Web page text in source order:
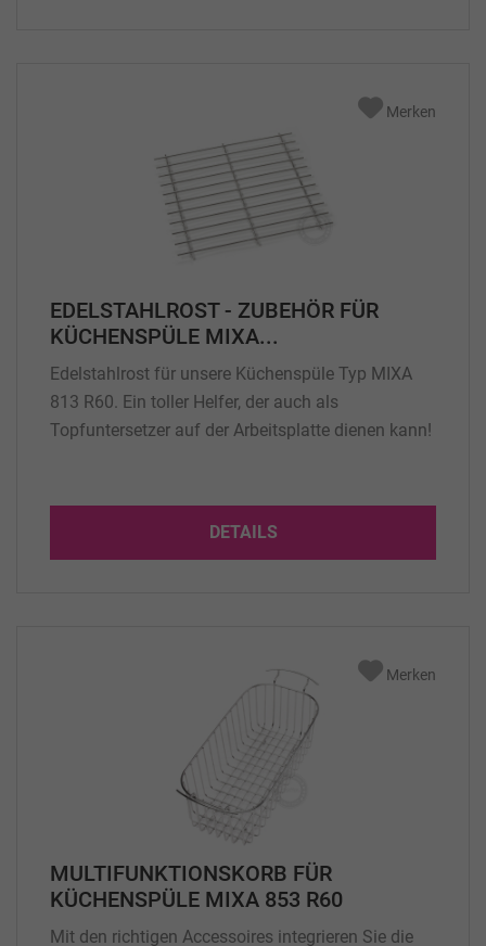
EDELSTAHLROST - ZUBEHÖR FÜR
KÜCHENSPÜLE MIXA...
Edelstahlrost für unsere Küchenspüle Typ MIXA
813 R60. Ein toller Helfer, der auch als
Topfuntersetzer auf der Arbeitsplatte dienen kann!
DETAILS
Merken
MULTIFUNKTIONSKORB FÜR
KÜCHENSPÜLE MIXA 853 R60
Mit den richtigen Accessoires integrieren Sie die
Merken